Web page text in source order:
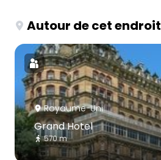
Autour de cet endroit
Royaume-Uni
Grand Hotel
570 m